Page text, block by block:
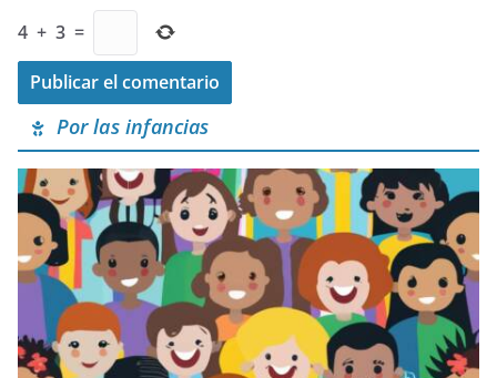
4 + 3 =
Por las infancias